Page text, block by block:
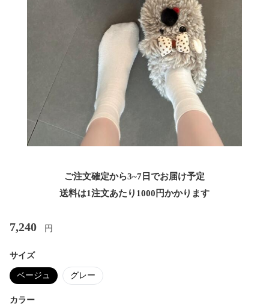
ご注文確定から3~7日でお届け予定
送料は1注文あたり 1000 円かかります
7,240 円
サイズ
ベージュ グレー
カラー